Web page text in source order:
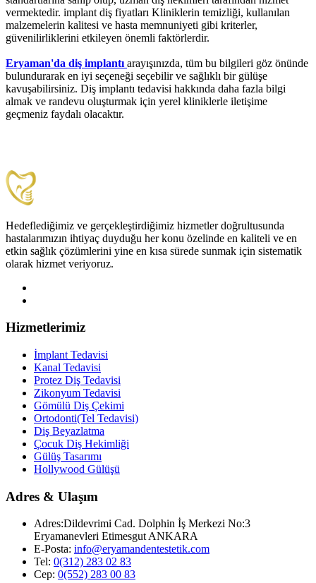
vermektedir. implant diş fiyatları Kliniklerin temizliği, kullanılan
malzemelerin kalitesi ve hasta memnuniyeti gibi kriterler,
güvenilirliklerini etkileyen önemli faktörlerdir.
Eryaman'da diş implantı arayışınızda, tüm bu bilgileri göz önünde
bulundurarak en iyi seçeneği seçebilir ve sağlıklı bir gülüşe
kavuşabilirsiniz. Diş implantı tedavisi hakkında daha fazla bilgi
almak ve randevu oluşturmak için yerel kliniklerle iletişime
geçmeniz faydalı olacaktır.
Hedeflediğimiz ve gerçekleştirdiğimiz hizmetler doğrultusunda
hastalarımızın ihtiyaç duyduğu her konu özelinde en kaliteli ve en
etkin sağlık çözümlerini yine en kısa sürede sunmak için sistematik
olarak hizmet veriyoruz.
Hizmetlerimiz
İmplant Tedavisi
Kanal Tedavisi
Protez Diş Tedavisi
Zikonyum Tedavisi
Gömülü Diş Çekimi
Ortodonti(Tel Tedavisi)
Diş Beyazlatma
Çocuk Diş Hekimliği
Gülüş Tasarımı
Hollywood Gülüşü
Adres & Ulaşım
Adres:Dildevrimi Cad. Dolphin İş Merkezi No:3
Eryamanevleri Etimesgut ANKARA
E-Posta: info@eryamandentestetik.com
Tel: 0(312) 283 02 83
Cep: 0(552) 283 00 83